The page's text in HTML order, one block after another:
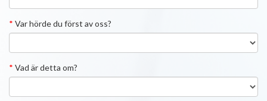
* Var hörde du först av oss?
* Vad är detta om?